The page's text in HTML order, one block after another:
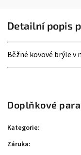
Detailní popis
Běžné kovové brýle v
Doplňkové
Kategorie:
Záruka: